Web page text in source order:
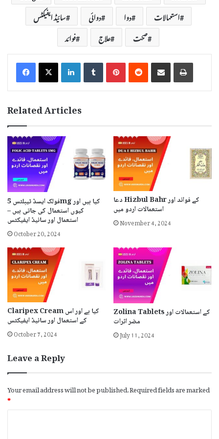
استعمالات
دوا دوائی
سائیڈ ایفیکٹس
صحت
علاج فوائد
LinkedInTumblrPinterestReddit Share via Email Print
Related Articles
فولک ایسڈ ٹیبلٹس 5mg کیا ہیں اور
کیوں استعمال کی جاتی ہیں –
استعمال اور سائیڈ ایفیکٹس
October 20, 2024
دعا Hizbul Bahr کے فوائد اور
استعمالات اردو میں
November 4, 2024
Claripex Cream کیا ہے اور اس
کے استعمال اور سائیڈ ایفیکٹس
October 7, 2024
Zolina Tablets کے استعمالات اور
مضر اثرات
July 11, 2024
Leave a Reply
Your email address will not be published.Required fields are marked
*